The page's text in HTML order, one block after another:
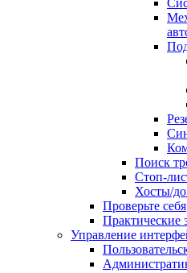
Поиск
Стоп-
Хосты/
Проверьте себя
Практические
Управление